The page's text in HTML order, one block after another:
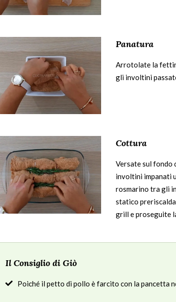
Panatura
Arrotolate la
gli involtini
Cottura
Versate sul fondo
involtini impanati
rosmarino tra gli
statico
grill e proseguite
Il Consiglio di Giò
Poiché il petto di pollo è farcito con la pancetta